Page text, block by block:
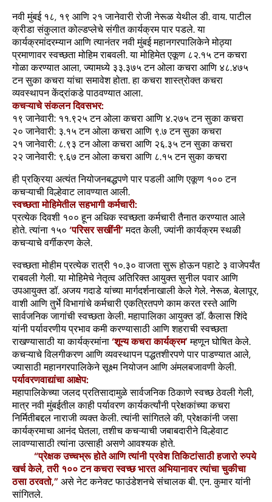
नवी मुंबई १८, १९ आणि २१ जानेवारी रोजी नेरूळ येथील डी. वाय. पाटील
क्रीडा संकुलात कोल्डप्लेचे संगीत कार्यक्रम पार पडले. या
कार्यक्रमांदरम्यान आणि त्यानंतर नवी मुंबई महानगरपालिकेने मोठ्या
प्रमाणावर स्वच्छता मोहिम राबवली. या मोहिमेत एकूण ८२.१५ टन कचरा
गोळा करण्यात आला, ज्यामध्ये ३३.३७५ टन ओला कचरा आणि ४८.४७५
टन सुका कचरा यांचा समावेश होता. हा कचरा शास्त्रोक्त कचरा
व्यवस्थापन केंद्रांकडे पाठवण्यात आला.
कचऱ्याचे संकलन दिवसभर:
१९ जानेवारी: ११.९२५ टन ओला कचरा आणि ४.२७५ टन सुका कचरा
२० जानेवारी: ३.१५ टन ओला कचरा आणि ९.७ टन सुका कचरा
२१ जानेवारी: ८.९३ टन ओला कचरा आणि २६.३५ टन सुका कचरा
२२ जानेवारी: ९.६७ टन ओला कचरा आणि ८.१५ टन सुका कचरा
ही प्रक्रिया अत्यंत नियोजनबद्धपणे पार पडली आणि एकूण १०० टन
कचऱ्याची विल्हेवाट लावण्यात आली.
स्वच्छता मोहिमेतील सहभागी कर्मचारी:
प्रत्येक दिवशी १०० हून अधिक स्वच्छता कर्मचारी तैनात करण्यात आले
होते. त्यांना १५० ‘परिसर सखींनी’मदत केली, ज्यांनी कार्यक्रम स्थळी
कचऱ्याचे वर्गीकरण केले.
स्वच्छता मोहीम प्रत्येक रात्री १०.३० वाजता सुरू होऊन पहाटे ३ वाजेपर्यंत
राबवली गेली. या मोहिमेचे नेतृत्व अतिरिक्त आयुक्त सुनील पवार आणि
उपआयुक्त डॉ. अजय गदाडे यांच्या मार्गदर्शनाखाली केले गेले. नेरूळ, बेलापूर,
वाशी आणि तुर्भे विभागांचे कर्मचारी एकत्रितपणे काम करत रस्ते आणि
सार्वजनिक जागांची स्वच्छता केली. महापालिका आयुक्त डॉ. कैलास शिंदे
यांनी पर्यावरणीय प्रभाव कमी करण्यासाठी आणि शहराची स्वच्छता
राखण्यासाठी या कार्यक्रमांना‘शून्य कचरा कार्यक्रम’म्हणून घोषित केले.
कचऱ्याचे विलगीकरण आणि व्यवस्थापन पद्धतशीरपणे पार पाडण्यात आले,
ज्यासाठी महानगरपालिकेने सूक्ष्म नियोजन आणि अंमलबजावणी केली.
पर्यावरणवाद्यांचा आक्षेप:
महापालिकेच्या जलद प्रतिसादामुळे सार्वजनिक ठिकाणे स्वच्छ ठेवली गेली,
मात्र नवी मुंबईतील काही पर्यावरण कार्यकर्त्यांनी प्रेक्षकांच्या कचरा
निर्मितीबद्दल नाराजी व्यक्त केली. त्यांनी सांगितले की, प्रेक्षकांनी जसा
कार्यक्रमाचा आनंद घेतला, तशीच कचऱ्याची जबाबदारीने विल्हेवाट
लावण्यासाठी त्यांना उत्साही असणे आवश्यक होते.
“प्रेक्षक उच्चभ्रू होते आणि त्यांनी प्रवेश तिकिटांसाठी हजारो रुपये
खर्च केले, तरी १०० टन कचरा स्वच्छ भारत अभियानावर त्यांचा चुकीचा
ठसा ठरवतो,”असे नेट कनेक्ट फाउंडेशनचे संचालक बी. एन. कुमार यांनी
सांगितले.